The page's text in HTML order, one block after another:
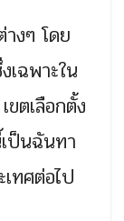
งๆ โดย
ฉพาะใน
ตเลือกตั้ง
ป็นฉันทา
ทศต่อไป